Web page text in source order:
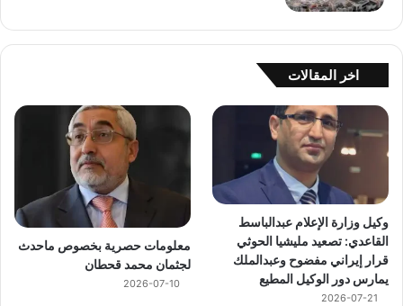
اخر المقالات
وكيل وزارة الإعلام عبدالباسط
القاعدي: تصعيد مليشيا الحوثي
قرار إيراني مفضوح وعبدالملك
يمارس دور الوكيل المطيع
2026-07-21
معلومات حصرية بخصوص ماحدث
لجثمان محمد قحطان
2026-07-10